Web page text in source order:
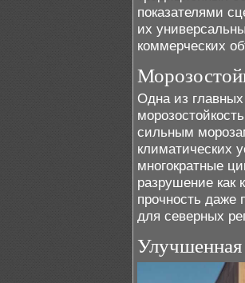
показателями
их
коммерческих
Одна из
сильным
климатических
многократные
разрушение как
прочность даже
для северных
Улучшенная